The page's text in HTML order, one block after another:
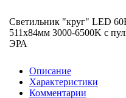
Светильник "круг" LED
511х84мм 3000-6500K с
ЭРА
Описание
Характеристики
Комментарии